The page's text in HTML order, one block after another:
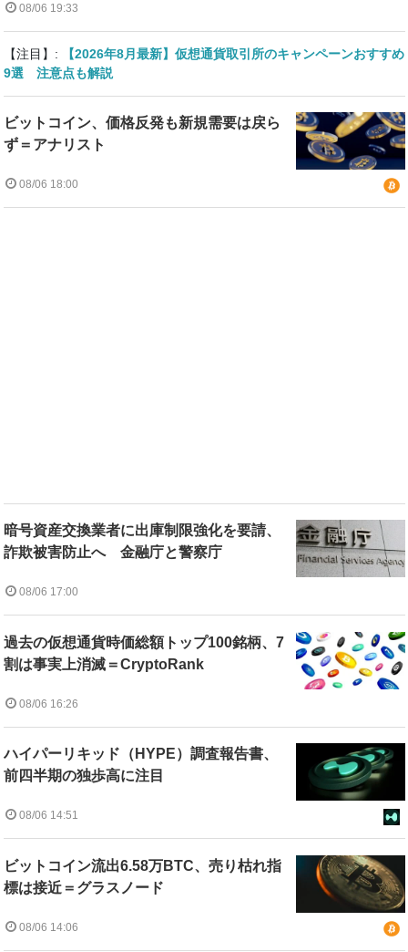
08/06 19:33
【注目】:
【2026年8月最新】仮想通貨取引所のキャンペーンおすすめ
9選 注意点も解説
ビットコイン、価格反発も新規需要は戻ら
ず＝アナリスト
08/06 18:00
暗号資産交換業者に出庫制限強化を要請、
詐欺被害防止へ 金融庁と警察庁
08/06 17:00
過去の仮想通貨時価総額トップ100銘柄、7
割は事実上消滅＝CryptoRank
08/06 16:26
ハイパーリキッド（HYPE）調査報告書、
前四半期の独歩高に注目
08/06 14:51
ビットコイン流出6.58万BTC、売り枯れ指
標は接近＝グラスノード
08/06 14:06